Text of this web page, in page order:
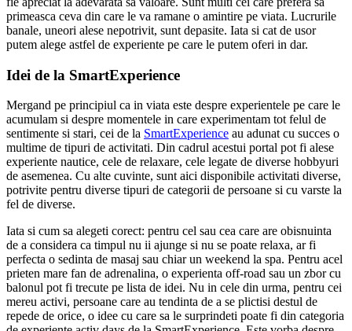
primeasca ceva din care le va ramane o amintire pe viata. Lucrurile
banale, uneori alese nepotrivit, sunt depasite. Iata si cat de usor
putem alege astfel de experiente pe care le putem oferi in dar.
Idei de la SmartExperience
Mergand pe principiul ca in viata este despre experientele pe care le
acumulam si despre momentele in care experimentam tot felul de
sentimente si stari, cei de la SmartExperience au adunat cu succes o
multime de tipuri de activitati. Din cadrul acestui portal pot fi alese
experiente nautice, cele de relaxare, cele legate de diverse hobbyuri
de asemenea. Cu alte cuvinte, sunt aici disponibile activitati diverse,
potrivite pentru diverse tipuri de categorii de persoane si cu varste la
fel de diverse.
Iata si cum sa alegeti corect: pentru cel sau cea care are obisnuinta
de a considera ca timpul nu ii ajunge si nu se poate relaxa, ar fi
perfecta o sedinta de masaj sau chiar un weekend la spa. Pentru acel
prieten mare fan de adrenalina, o experienta off-road sau un zbor cu
balonul pot fi trecute pe lista de idei. Nu in cele din urma, pentru cei
mereu activi, persoane care au tendinta de a se plictisi destul de
repede de orice, o idee cu care sa le surprindeti poate fi din categoria